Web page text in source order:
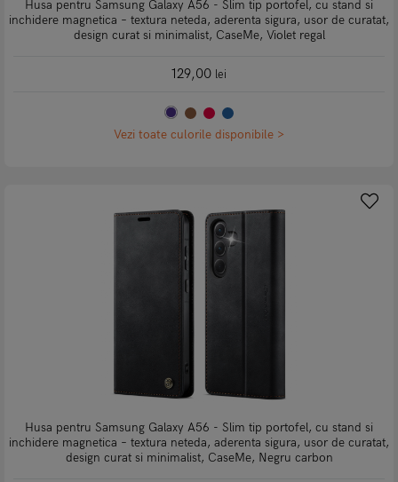
Husa pentru Samsung Galaxy A56 - Slim tip portofel, cu stand si
inchidere magnetica – textura neteda, aderenta sigura, usor de curatat,
design curat si minimalist, CaseMe, Violet regal
129,00 lei
Vezi toate culorile disponibile >
Husa pentru Samsung Galaxy A56 - Slim tip portofel, cu stand si
inchidere magnetica – textura neteda, aderenta sigura, usor de curatat,
design curat si minimalist, CaseMe, Negru carbon